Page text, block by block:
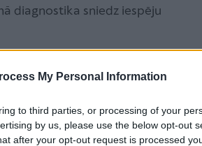
My Personal Information
to third parties, or processing of your
by us, please use the below opt-out
after your opt-out request is processed
diagnostika sniedz iespēju
ir identificēti trīs
slimības simptomu